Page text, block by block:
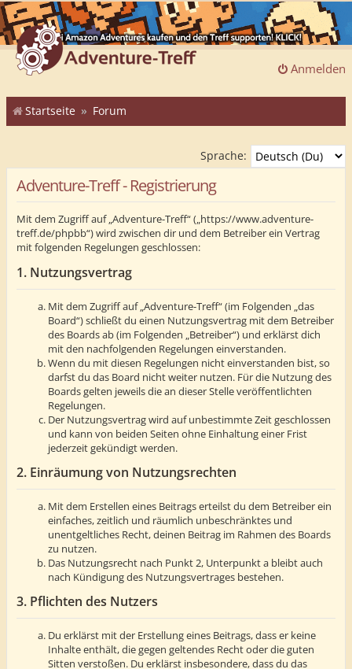
Anmelden
Startseite Forum
Sprache:
Adventure-Treff - Registrierung
Mit dem Zugriff auf „Adventure-Treff“ („https://www.adventure-
treff.de/phpbb“) wird zwischen dir und dem Betreiber ein Vertrag
mit folgenden Regelungen geschlossen:
1. Nutzungsvertrag
Mit dem Zugriff auf „Adventure-Treff“ (im Folgenden „das
Board“) schließt du einen Nutzungsvertrag mit dem Betreiber
des Boards ab (im Folgenden „Betreiber“) und erklärst dich
mit den nachfolgenden Regelungen einverstanden.
Wenn du mit diesen Regelungen nicht einverstanden bist, so
darfst du das Board nicht weiter nutzen. Für die Nutzung des
Boards gelten jeweils die an dieser Stelle veröffentlichten
Regelungen.
Der Nutzungsvertrag wird auf unbestimmte Zeit geschlossen
und kann von beiden Seiten ohne Einhaltung einer Frist
jederzeit gekündigt werden.
2. Einräumung von Nutzungsrechten
Mit dem Erstellen eines Beitrags erteilst du dem Betreiber ein
einfaches, zeitlich und räumlich unbeschränktes und
unentgeltliches Recht, deinen Beitrag im Rahmen des Boards
zu nutzen.
Das Nutzungsrecht nach Punkt 2, Unterpunkt a bleibt auch
nach Kündigung des Nutzungsvertrages bestehen.
3. Pflichten des Nutzers
Du erklärst mit der Erstellung eines Beitrags, dass er keine
Inhalte enthält, die gegen geltendes Recht oder die guten
Sitten verstoßen. Du erklärst insbesondere, dass du das